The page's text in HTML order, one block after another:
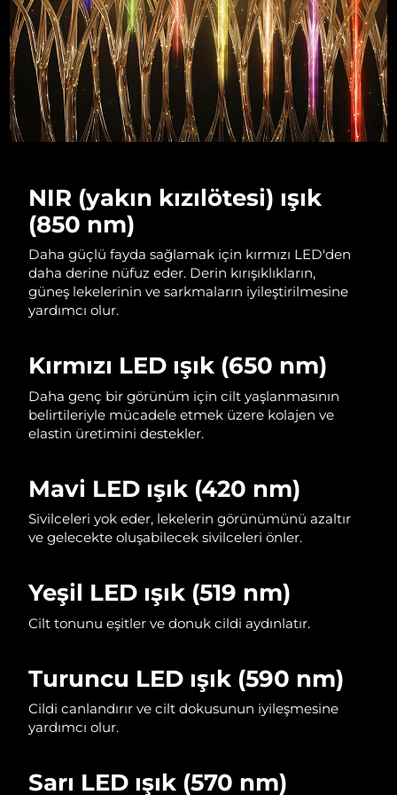
NIR (yakın kızılötesi) ışık
(850 nm)
Daha güçlü fayda sağlamak için kırmızı LED'den
daha derine nüfuz eder. Derin kırışıklıkların,
güneş lekelerinin ve sarkmaların iyileştirilmesine
yardımcı olur.
Kırmızı LED ışık (650 nm)
Daha genç bir görünüm için cilt yaşlanmasının
belirtileriyle mücadele etmek üzere kolajen ve
elastin üretimini destekler.
Mavi LED ışık (420 nm)
Sivilceleri yok eder, lekelerin görünümünü azaltır
ve gelecekte oluşabilecek sivilceleri önler.
Yeşil LED ışık (519 nm)
Cilt tonunu eşitler ve donuk cildi aydınlatır.
Turuncu LED ışık (590 nm)
Cildi canlandırır ve cilt dokusunun iyileşmesine
yardımcı olur.
Sarı LED ışık (570 nm)
Çin Makao ÖİB Tahmini teslim tarihi13/8/26
Malezya Tahmini teslim tarihi14/8/26
Malta Tahmini teslim tarihi11/8/26
Monako Tahmini teslim tarihi
Hollanda Tahmini teslim tarihi11/8/26
Yeni Zelanda Tahmini teslim tarihi11/8/26
Umman Tahmini teslim tarihi14/8/26
Filipinler Tahmini teslim tarihi14/8/26
Portekiz Tahmini teslim tarihi
Porto Riko Tahmini teslim tarihi
Katar Tahmini teslim tarihi
Reunion Tahmini teslim tarihi
Romanya
Rusya Tahmini teslim tarihi19/8/26
Singapur Tahmini teslim tarihi